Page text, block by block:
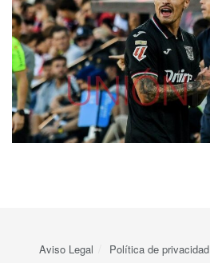
Aviso Legal Política de privacidad